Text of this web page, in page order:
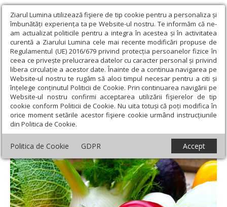
Ziarul Lumina utilizează fişiere de tip cookie pentru a personaliza și
îmbunătăți experiența ta pe Website-ul nostru. Te informăm că ne-
am actualizat politicile pentru a integra în acestea și în activitatea
curentă a Ziarului Lumina cele mai recente modificări propuse de
Regulamentul (UE) 2016/679 privind protecția persoanelor fizice în
ceea ce privește prelucrarea datelor cu caracter personal și privind
libera circulație a acestor date. Înainte de a continua navigarea pe
Website-ul nostru te rugăm să aloci timpul necesar pentru a citi și
înțelege conținutul Politicii de Cookie. Prin continuarea navigării pe
Website-ul nostru confirmi acceptarea utilizării fişierelor de tip
cookie conform Politicii de Cookie. Nu uita totuși că poți modifica în
orice moment setările acestor fişiere cookie urmând instrucțiunile
din Politica de Cookie.
Politica de Cookie GDPR Accept
Ziarul Lumina › Societate › Sănătate › Alimentaţie pentru buna
funcționare a creierului
Alimentaţie pentru buna funcționare a
creierului